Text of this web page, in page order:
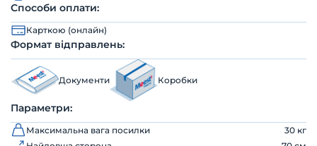
Способи оплати:
Карткою (онлайн)
Формат відправлень:
Документи Коробки
Параметри:
Максимальна вага посилки
30 кг